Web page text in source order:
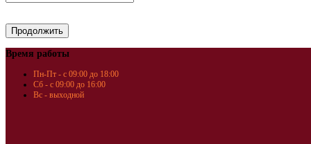
Время работы
Пн-Пт - с 09:00 до 18:00
Сб - с 09:00 до 16:00
Вс - выходной